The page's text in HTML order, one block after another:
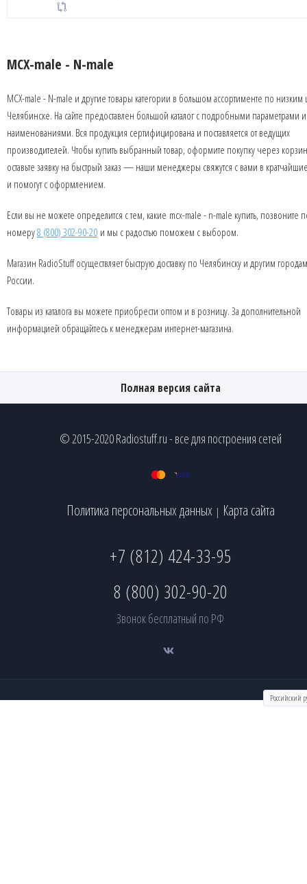
MCX-male - N-male
MCX-male - N-male и другие товары категории в большом ассортименте по
Челябинске. На сайте предоставлен большой каталог с подробными параметрами и
наименованиями. Вся продукция сертифицирована и поставляется от ведущих
производителей. Чтобы купить выбранный товар, оформите покупку через
оставьте заявку на быстрый заказ — наши менеджеры свяжутся с вами в
и помогут с оформлением.
Если вы не можете определится с тем, какие mcx-male - n-male купить, позвоните
номеру8 (800) 302-90-20 и мы с радостью поможем с выбором.
Магазин RadioStuff осуществляет быструю доставку по Челябинску и другим городам
России.
Товары из каталога вы можете приобрести оптом и в розницу. За дополнительной
информацией обращайтесь к менеджерам интернет-магазина.
Полная версия сайта
© 2015-2020 Radiostuff.ru - все для построения сетей
Политика персональных данных | Карта сайта
+7 (812) 424-33-95
8 (800) 302-90-20
Звонок бесплатный по РФ